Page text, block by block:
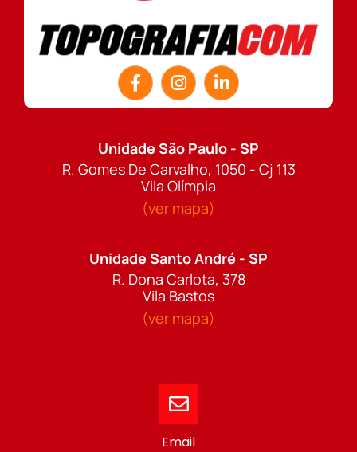
Unidade São Paulo - SP
R. Gomes De Carvalho, 1050 - Cj 113
Vila Olímpia
(ver mapa)
Unidade Santo André - SP
R. Dona Carlota, 378
Vila Bastos
(ver mapa)
Email